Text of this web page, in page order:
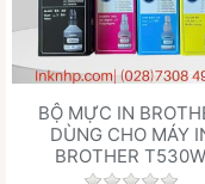
BỘ MỰC IN
DÙNG CHO MÁY
BROTHER T530W